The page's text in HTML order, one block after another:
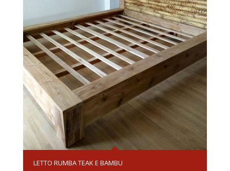
LETTO RUMBA TEAK E BAMBU